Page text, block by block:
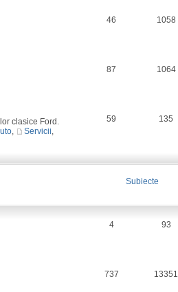
46 1058
87 1064
clasice Ford.
, Servicii,
59 135
Subiecte
4 93
737 13351